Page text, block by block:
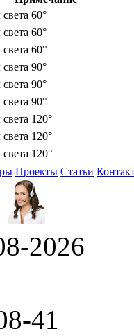
света 60°
света 60°
света 60°
света 90°
света 90°
света 90°
света 120°
света 120°
света 120°
Проекты Статьи
2026
41